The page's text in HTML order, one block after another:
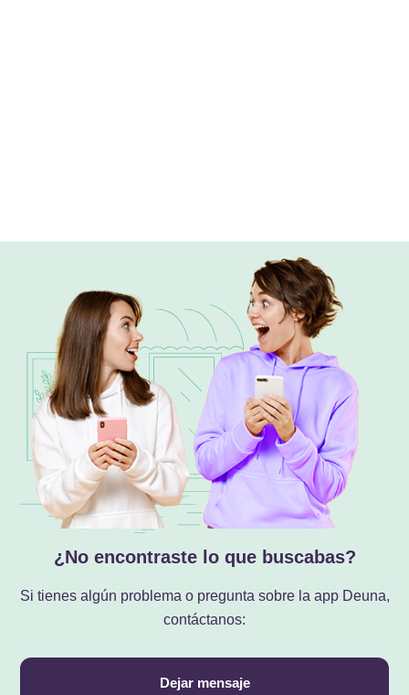
¿No encontraste lo que buscabas?
Si tienes algún problema o pregunta sobre la app Deuna,
contáctanos:
Dejar mensaje